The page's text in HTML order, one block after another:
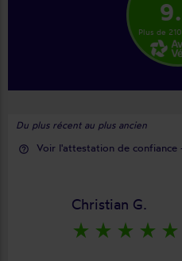
Plus de
Du plus récent au plus ancien
help_outline Voir l'attestation de confiance
Christian G.
star_rate star_rate star_rate star_rate star_rate